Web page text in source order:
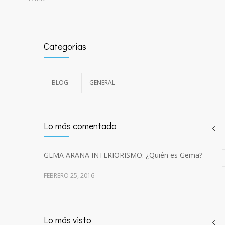
Categorias
BLOG GENERAL
Lo más comentado
GEMA ARANA INTERIORISMO: ¿Quién es Gema?
FEBRERO 25, 2016
Lo más visto